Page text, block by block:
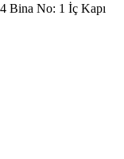
Bina No: 1 İç Kapı